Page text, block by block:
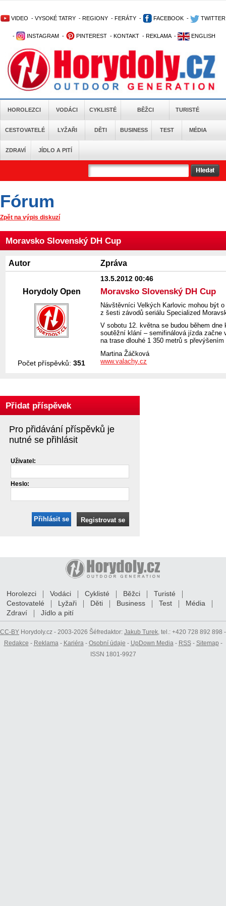
VIDEO - VYSOKÉ TATRY - REGIONY - FERÁTY - FACEBOOK - TWITTER
- INSTAGRAM - PINTEREST - KONTAKT - REKLAMA - ENGLISH
HOROLEZCI VODÁCI CYKLISTÉ BĚŽCI TURISTÉ
CESTOVATELÉ LYŽAŘI DĚTI BUSINESS TEST MÉDIA
ZDRAVÍ JÍDLO A PITÍ
Fórum
Zpět na výpis diskuzí
Moravsko Slovenský DH Cup
Autor Zpráva
Horydoly Open
13.5.2012 00:46
Moravsko Slovenský DH Cup
Návštěvníci Velkých Karlovic mohou být
z šesti závodů seriálu Specialized
V sobotu 12. května se budou během
soutěžní klání – semifinálová jízda začne
na trase dlouhé 1 350 metrů s
Martina Žáčková
www.valachy.cz
Počet příspěvků: 351
Přidat příspěvek
Pro přidávání příspěvků je
nutné se přihlásit
Uživatel:
Heslo:
Přihlásit se Registrovat se
Horolezci Vodáci Cyklisté Běžci
Turisté
Cestovatelé
Lyžaři Děti Business Test
Média
Zdraví
Jídlo a pití
CC-BY Horydoly.cz - 2003-2026 Šéfredaktor: Jakub Turek, tel.: +420 728 892 898 -
Redakce - Reklama- Kariéra- Osobní údaje - UpDown Media- RSS- Sitemap -
ISSN 1801-9927